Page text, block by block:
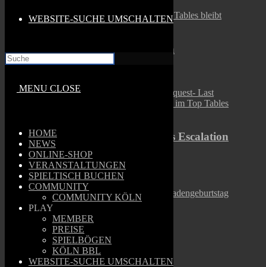
WEBSITE-SUCHE UMSCHALTEN
MENU CLOSE
HOME
NEWS
ONLINE-SHOP
VERANSTALTUNGEN
SPIELTISCH BUCHEN
COMMUNITY
COMMUNITY KÖLN
PLAY
MEMBER
PREISE
SPIELBÖGEN
KÖLN BBL
WEBSITE-SUCHE UMSCHALTEN
Top Tables bleibt heute geschlossen
Conquest- Last Argument of Kings Escalation
League im Top Tables Köln
30. Juli 2023
6. Ladengeburtstag im Top Tables
24. April 2023